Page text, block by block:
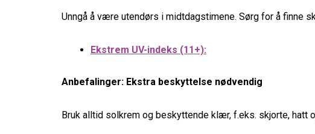
Unngå å være utendørs i midtdagstimene. Sørg for å finne
Ekstrem UV-indeks (11+):
Anbefalinger: Ekstra beskyttelse nødvendig
Bruk alltid solkrem og beskyttende klær, f.eks. skjorte, hatt